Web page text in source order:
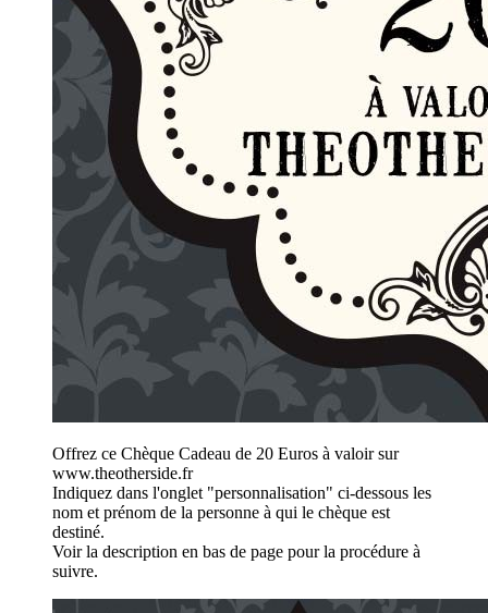
Offrez ce Chèque Cadeau de 20 Euros à valoir sur
www.theotherside.fr
Indiquez dans l'onglet "personnalisation" ci-dessous les
nom et prénom de la personne à qui le chèque est
destiné.
Voir la description en bas de page pour la procédure à
suivre.